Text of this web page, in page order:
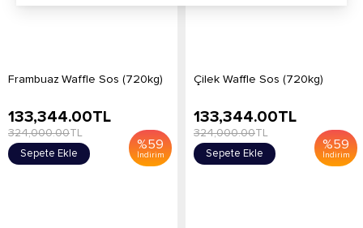
Frambuaz Waffle Sos (720kg)
%59
İndirim
133,344.00TL
324,000.00TL
Sepete Ekle
Çilek Waffle Sos (720kg)
%59
İndirim
133,344.00TL
324,000.00TL
Sepete Ekle